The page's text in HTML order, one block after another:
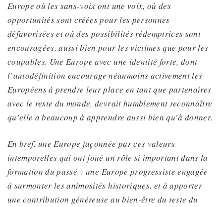
Europe où les sans-voix ont une voix, où des
opportunités sont créées pour les personnes
défavoriséesetoùdes possibilités rédemptrices sont
encouragées, aussi bien pour les victimes que pour les
coupables. Une Europe avec une identité forte, dont
l’autodéfinition encourage néanmoins activement les
Européens à prendre leur place en tant que partenaires
avec le reste du monde, devrait humblement reconnaître
qu’elle a beaucoup à apprendre aussi bienqu’à donner.
En bref, une Europe façonnée par ces valeurs
intemporelles qui ont jouéun rôle si importantdansla
formationdu passé :une Europe progressiste engagée
à surmonter les animosités historiques, et à apporter
une contribution généreuse au bien-être du reste du